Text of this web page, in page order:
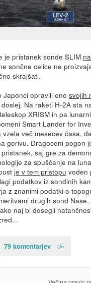
je pristanek sonde SLIM
sončne celice ne
skrajšati.
Japonci opravili eno svojih
Na raketi H-2A sta
XRISM in pa
Smart Lander for
več mesecev časa,
gorivu. Dragoceni pogon
saj gre za
za spuščanje na
je v tem pristopu voden
podatkov iz sondinih
z znanimi podatki o
drugih sond
naj bi dosegli
79 komentarjev